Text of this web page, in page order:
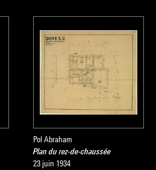
Pol Abraham
Plan du rez-de-chaussée
23 juin 1934